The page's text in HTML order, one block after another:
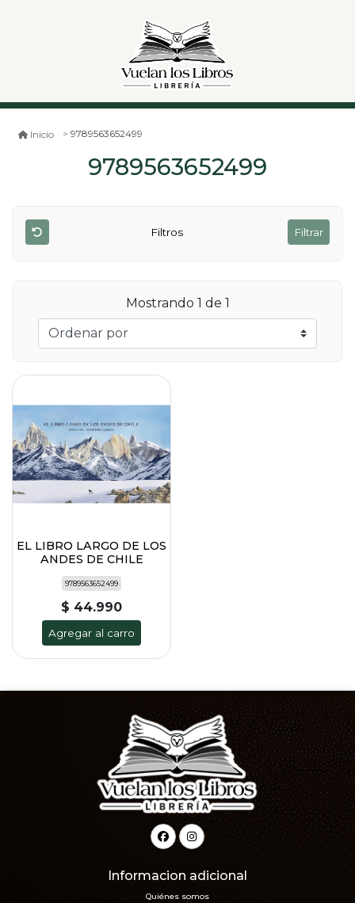
Inicio 9789563652499
9789563652499
Filtros Filtrar
Mostrando 1 de 1
EL LIBRO LARGO DE LOS
ANDES DE CHILE
9789563652499
$ 44.990
Agregar al carro
Informacion adicional
Quiénes somos